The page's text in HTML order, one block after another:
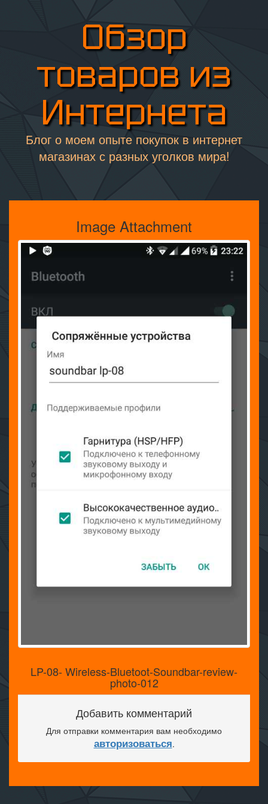
Обзор
товаров из
Интернета
Блог о моем опыте покупок в интернет
магазинах с разных уголков мира!
Image Attachment
LP-08- Wireless-Bluetoot-Soundbar-review-
photo-012
Добавить комментарий
Для отправки комментария вам необходимо
авторизоваться.